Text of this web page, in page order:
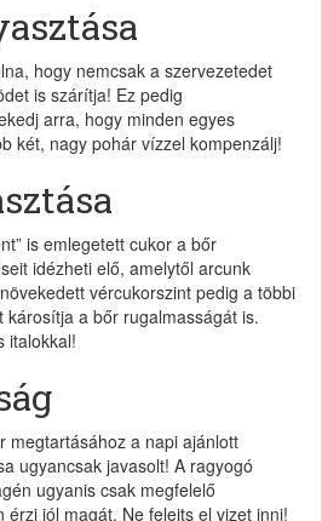
hogy nemcsak a szervezetedet
is szárítja! Ez pedig
arra, hogy minden egyes
két, nagy pohár vízzel kompenzálj!
is emlegetett cukor a bőr
idézheti elő, amelytől arcunk
vércukorszint pedig a többi
a bőr rugalmasságát is.
italokkal!
megtartásához a napi ajánlott
ugyancsak javasolt! A ragyogó
ugyanis csak megfelelő
jól magát. Ne felejts el vizet inni!